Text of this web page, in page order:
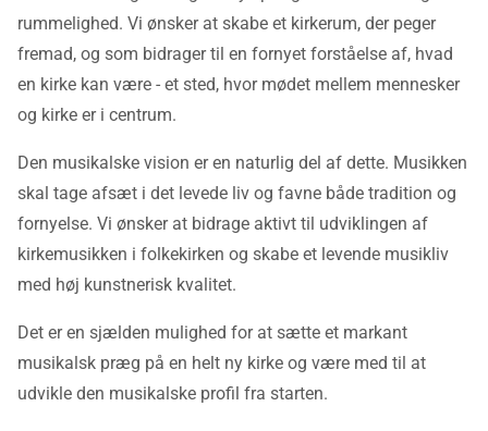
rummelighed. Vi ønsker at skabe et kirkerum, der peger
fremad, og som bidrager til en fornyet forståelse af, hvad
en kirke kan være - et sted, hvor mødet mellem mennesker
og kirke er i centrum.
Den musikalske vision er en naturlig del af dette. Musikken
skal tage afsæt i det levede liv og favne både tradition og
fornyelse. Vi ønsker at bidrage aktivt til udviklingen af
kirkemusikken i folkekirken og skabe et levende musikliv
med høj kunstnerisk kvalitet.
Det er en sjælden mulighed for at sætte et markant
musikalsk præg på en helt ny kirke og være med til at
udvikle den musikalske profil fra starten.